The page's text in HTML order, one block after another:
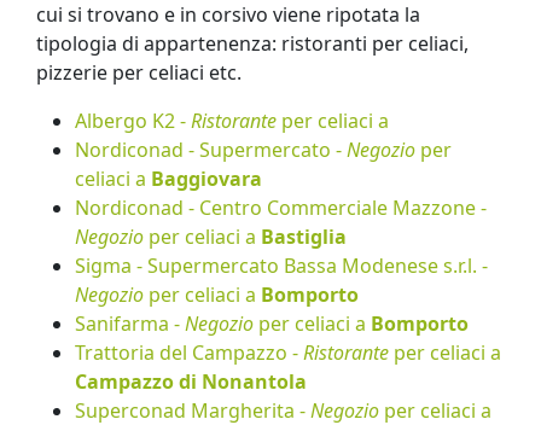
cui si trovano e in corsivo viene ripotata la
tipologia di appartenenza: ristoranti per celiaci,
pizzerie per celiaci etc.
Albergo K2 -Ristorante per celiaci a
Nordiconad - Supermercato -Negozio per
celiaci a Baggiovara
Nordiconad - Centro Commerciale Mazzone -
Negozio per celiaci a Bastiglia
Sigma - Supermercato Bassa Modenese s.r.l. -
Negozio per celiaci a Bomporto
Sanifarma -Negozio per celiaci a Bomporto
Trattoria del Campazzo -Ristorante per celiaci a
Campazzo di Nonantola
Superconad Margherita -Negozio per celiaci a